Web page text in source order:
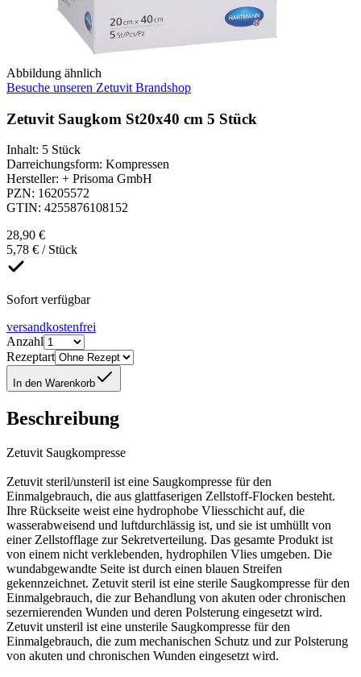
Abbildung ähnlich
Besuche unseren Zetuvit Brandshop
Zetuvit Saugkom St20x40 cm 5 Stück
Inhalt: 5 Stück
Darreichungsform: Kompressen
Hersteller: + Prisoma GmbH
PZN: 16205572
GTIN: 4255876108152
28,90 €
5,78 € / Stück
Sofort verfügbar
versandkostenfrei
Anzahl
Rezeptart
In den Warenkorb
Beschreibung
Zetuvit Saugkompresse
Zetuvit steril/unsteril ist eine Saugkompresse für den
Einmalgebrauch, die aus glattfaserigen Zellstoff-Flocken besteht.
Ihre Rückseite weist eine hydrophobe Vliesschicht auf, die
wasserabweisend und luftdurchlässig ist, und sie ist umhüllt von
einer Zellstofflage zur Sekretverteilung. Das gesamte Produkt ist
von einem nicht verklebenden, hydrophilen Vlies umgeben. Die
wundabgewandte Seite ist durch einen blauen Streifen
gekennzeichnet. Zetuvit steril ist eine sterile Saugkompresse für den
Einmalgebrauch, die zur Behandlung von akuten oder chronischen
sezernierenden Wunden und deren Polsterung eingesetzt wird.
Zetuvit unsteril ist eine unsterile Saugkompresse für den
Einmalgebrauch, die zum mechanischen Schutz und zur Polsterung
von akuten und chronischen Wunden eingesetzt wird.